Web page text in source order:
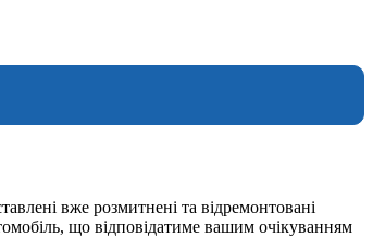
вже розмитнені та відремонтовані
що відповідатиме вашим очікуванням